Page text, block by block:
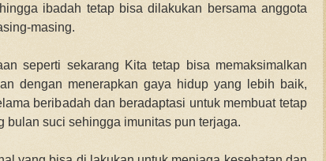
ibadah tetap bisa dilakukan bersama anggota
masing.
seperti sekarang Kita tetap bisa memaksimalkan
dengan menerapkan gaya hidup yang lebih baik,
beribadah dan beradaptasi untuk membuat tetap
bulan suci sehingga imunitas pun terjaga.